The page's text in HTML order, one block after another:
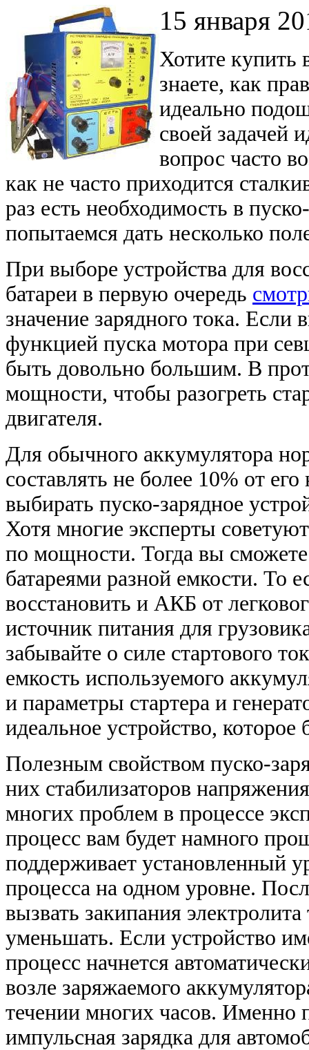
15 января
Хотите купить
знаете, как
идеально
своей задачей
вопрос часто
как не часто приходится
раз есть необходимость в
попытаемся дать несколько
При выборе устройства для
батареи в первую очередь
значение зарядного тока.
функцией пуска мотора при
быть довольно большим. В
мощности, чтобы разогреть
двигателя.
Для обычного аккумулятора
составлять не более 10% от
выбирать пуско-зарядное
Хотя многие эксперты
по мощности. Тогда вы
батареями разной емкости. То
восстановить и АКБ от
источник питания для
забывайте о силе стартового
емкость используемого
и параметры стартера и
идеальное устройство, которое
Полезным свойством пуско-
них стабилизаторов
многих проблем в процессе
процесс вам будет намного
поддерживает установленный
процесса на одном уровне.
вызвать закипания
уменьшать. Если устройство
процесс начнется
возле заряжаемого
течении многих часов. Именно
импульсная зарядка для